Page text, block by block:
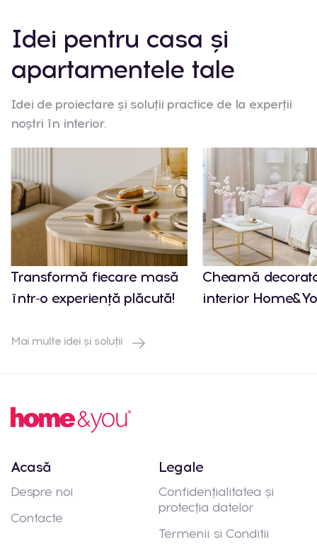
Idei pentru casa și
apartamentele tale
Idei de proiectare și soluții practice de la experții
noștri în interior.
Transformă fiecare masă
într-o experiență plăcută!
Cheamă
interior
Mai multe idei și soluții
Acasă
Despre noi
Contacte
Legale
Confidențialitatea și
protecția datelor
Termenii si Conditii